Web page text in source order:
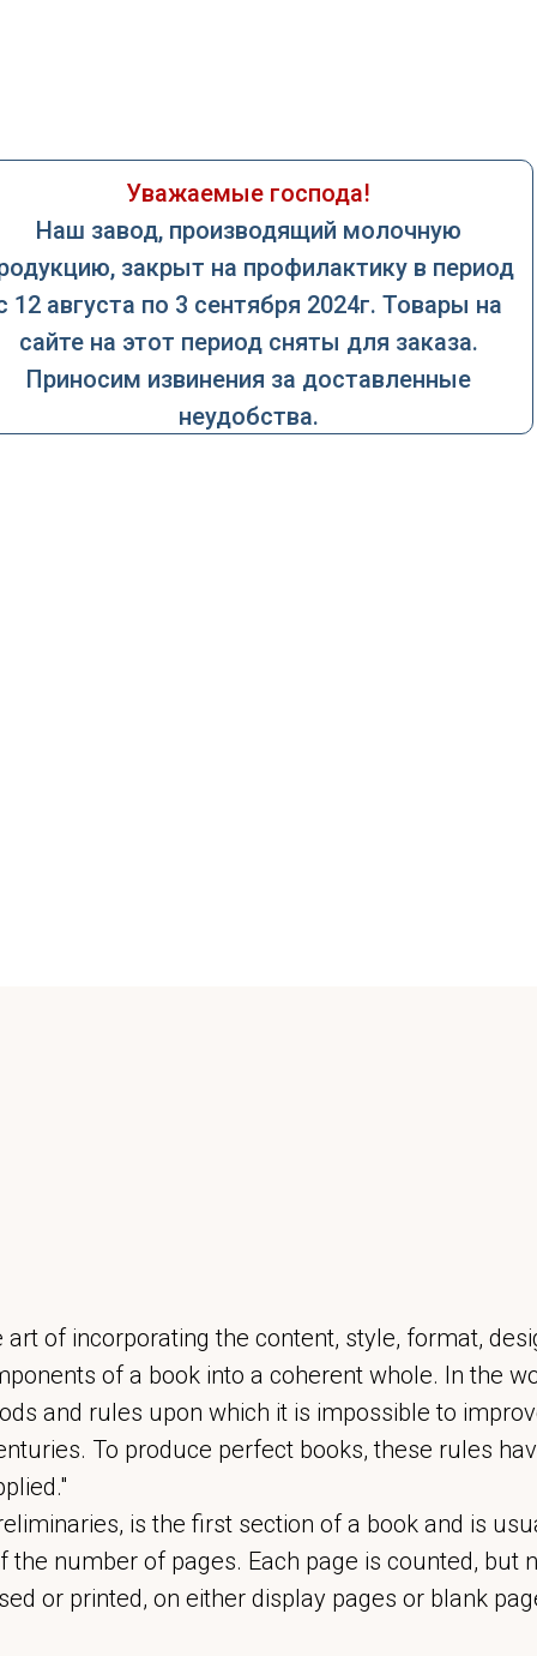
Уважаемые господа!
Наш завод, производящий молочную
закрыт на профилактику в период
12 августа по 3 сентября 2024г. Товары на
сайте на этот период сняты для заказа.
Приносим извинения за доставленные
неудобства.
art of incorporating the content, style, format,
of a book into a coherent whole. In the
and rules upon which it is impossible to
To produce perfect books, these rules
is the first section of a book and is
the number of pages. Each page is counted, but
or printed, on either display pages or blank